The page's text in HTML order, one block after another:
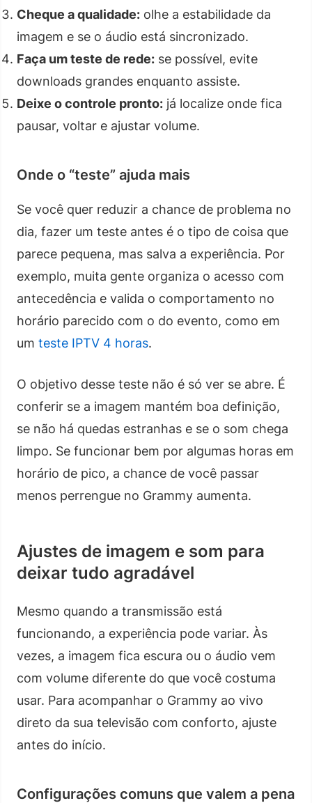
Cheque a qualidade: olhe a estabilidade da
imagem e se o áudio está sincronizado.
Faça um teste de rede: se possível, evite
downloads grandes enquanto assiste.
Deixe o controle pronto: já localize onde fica
pausar, voltar e ajustar volume.
Onde o “teste” ajuda mais
Se você quer reduzir a chance de problema no
dia, fazer um teste antes é o tipo de coisa que
parece pequena, mas salva a experiência. Por
exemplo, muita gente organiza o acesso com
antecedência e valida o comportamento no
horário parecido com o do evento, como em
um teste IPTV 4 horas.
O objetivo desse teste não é só ver se abre. É
conferir se a imagem mantém boa definição,
se não há quedas estranhas e se o som chega
limpo. Se funcionar bem por algumas horas em
horário de pico, a chance de você passar
menos perrengue no Grammy aumenta.
Ajustes de imagem e som para
deixar tudo agradável
Mesmo quando a transmissão está
funcionando, a experiência pode variar. Às
vezes, a imagem fica escura ou o áudio vem
com volume diferente do que você costuma
usar. Para acompanhar o Grammy ao vivo
direto da sua televisão com conforto, ajuste
antes do início.
Configurações comuns que valem a pena